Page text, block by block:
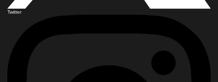
Twitter